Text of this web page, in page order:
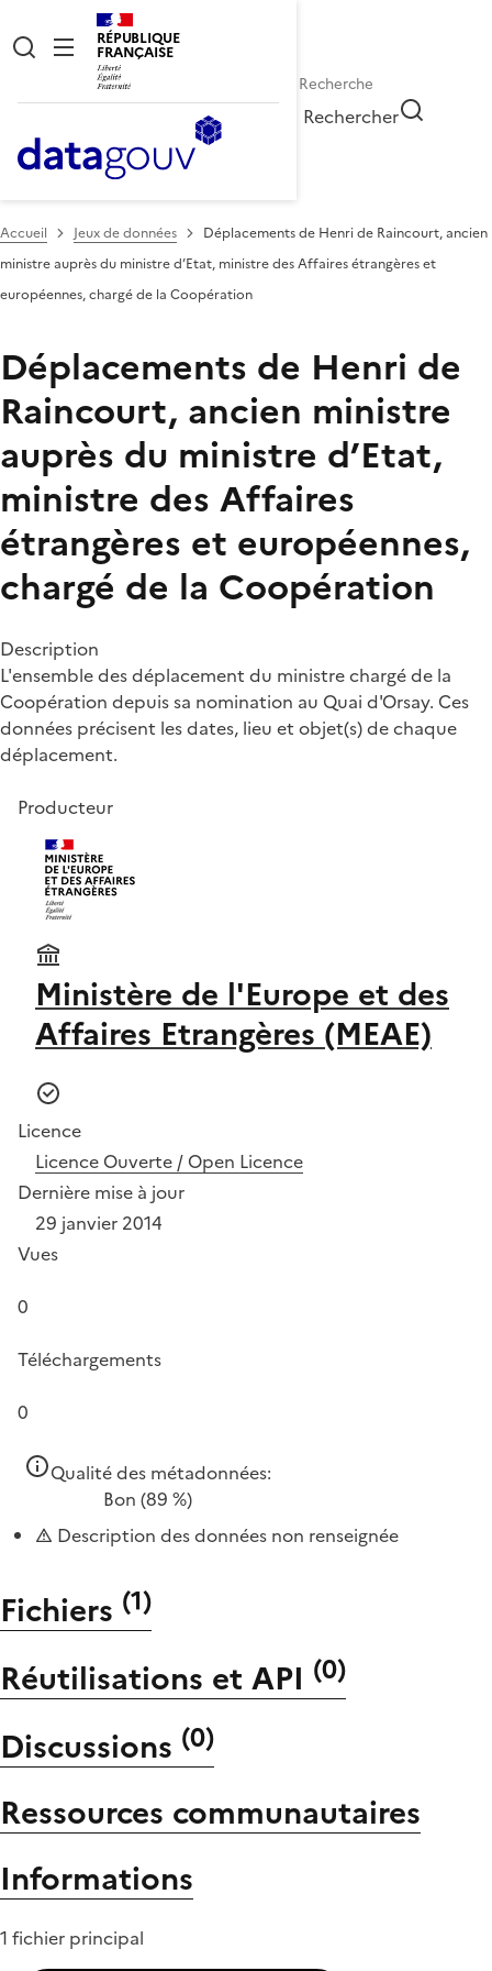
RÉPUBLIQUE
FRANÇAISE
Rechercher
Accueil Jeux de données
Déplacements de Henri de Raincourt, ancien
ministre auprès du ministre d’Etat, ministre des Affaires étrangères et
européennes, chargé de la Coopération
Déplacements de Henri de
Raincourt, ancien ministre
auprès du ministre d’Etat,
ministre des Affaires
étrangères et européennes,
chargé de la Coopération
Description
L'ensemble des déplacement du ministre chargé de la
Coopération depuis sa nomination au Quai d'Orsay. Ces
données précisent les dates, lieu et objet(s) de chaque
déplacement.
Producteur
Ministère de l'Europe et des
Affaires Etrangères (MEAE)
Licence
Licence Ouverte / Open Licence
Dernière mise à jour
29 janvier 2014
Vues
0
Téléchargements
0
Qualité des métadonnées:
Bon (89 %)
Description des données non renseignée
Fichiers (1)
Réutilisations et API (0)
Discussions (0)
Ressources communautaires
Informations
1 fichier principal